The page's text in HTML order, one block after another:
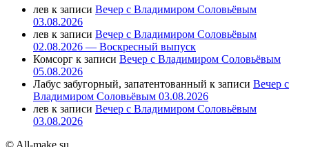
лев к записи Вечер с Владимиром Соловьёвым
03.08.2026
лев к записи Вечер с Владимиром Соловьёвым
02.08.2026 — Воскресный выпуск
Комсорг к записи Вечер с Владимиром Соловьёвым
05.08.2026
Лабус забугорный, запатентованный к записи Вечер с
Владимиром Соловьёвым 03.08.2026
лев к записи Вечер с Владимиром Соловьёвым
03.08.2026
© All-make.su